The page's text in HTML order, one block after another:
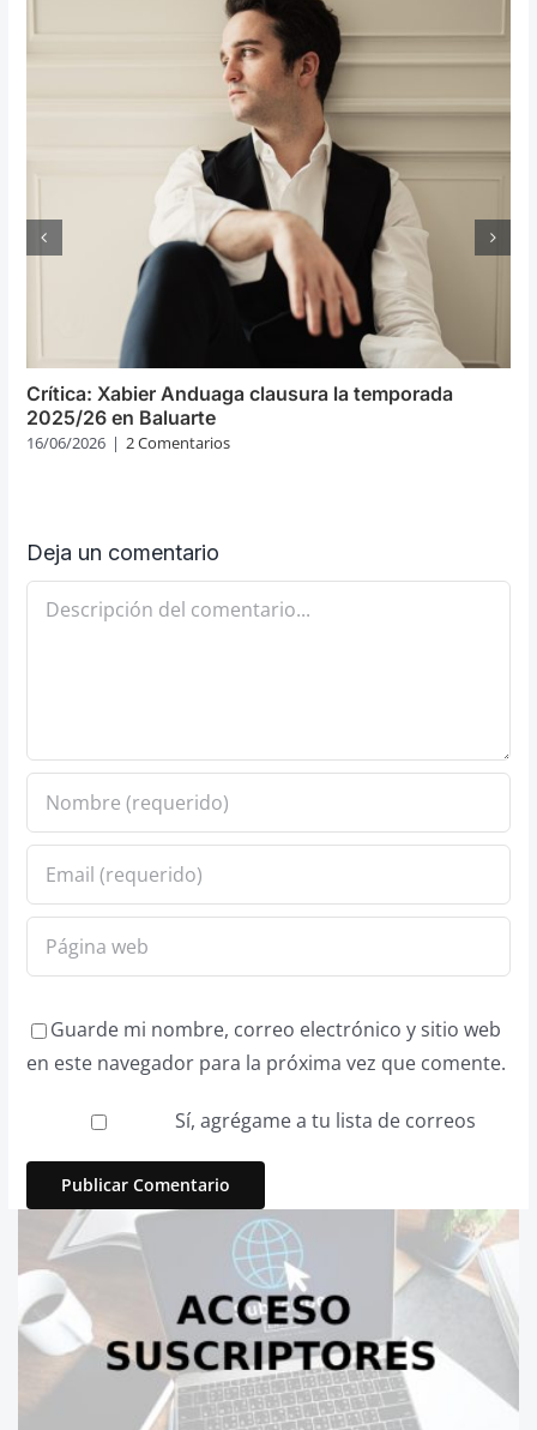
Crítica: Xabier Anduaga clausura la temporada
2025/26 en Baluarte
16/06/2026 | 2 Comentarios
Deja un comentario
Comentario
Guarde mi nombre, correo electrónico y sitio web
en este navegador para la próxima vez que comente.
Sí, agrégame a tu lista de correos